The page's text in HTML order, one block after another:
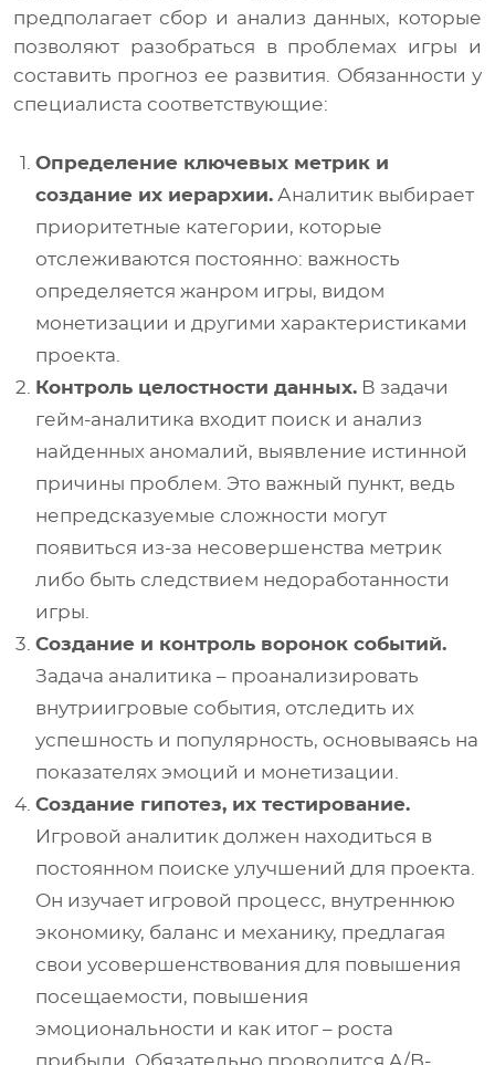
предполагает сбор и анализ данных, которые
позволяют разобраться в проблемах игры и
составить прогноз ее развития. Обязанности у
специалиста соответствующие:
Определение ключевых метрик и
создание их иерархии. Аналитик выбирает
приоритетные категории, которые
отслеживаются постоянно: важность
определяется жанром игры, видом
монетизации и другими характеристиками
проекта.
Контроль целостности данных. В задачи
гейм-аналитика входит поиск и анализ
найденных аномалий, выявление истинной
причины проблем. Это важный пункт, ведь
непредсказуемые сложности могут
появиться из-за несовершенства метрик
либо быть следствием недоработанности
игры.
Создание и контроль воронок событий.
Задача аналитика – проанализировать
внутриигровые события, отследить их
успешность и популярность, основываясь на
показателях эмоций и монетизации.
Создание гипотез, их тестирование.
Игровой аналитик должен находиться в
постоянном поиске улучшений для проекта.
Он изучает игровой процесс, внутреннюю
экономику, баланс и механику, предлагая
свои усовершенствования для повышения
посещаемости, повышения
эмоциональности и как итог – роста
прибыли. Обязательно проводится A/B-